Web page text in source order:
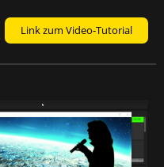
Link zum Video-Tutorial